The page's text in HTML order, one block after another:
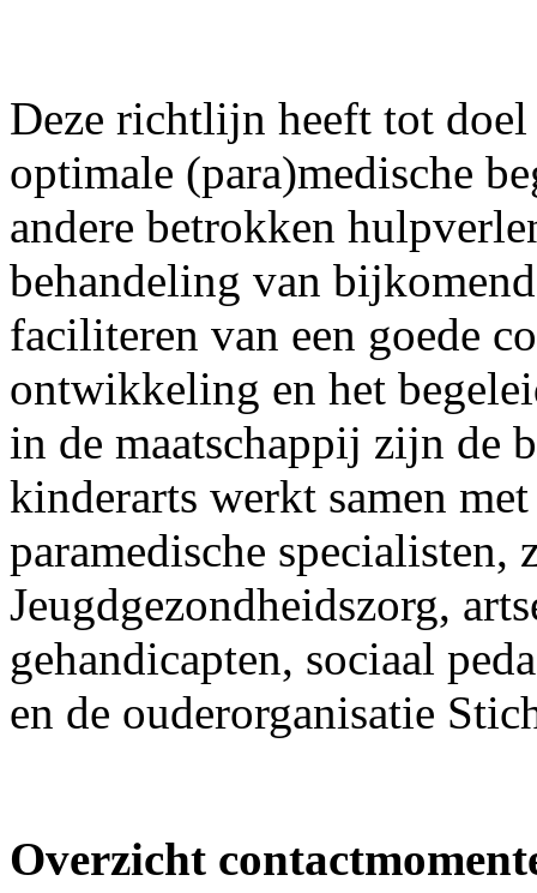
Deze richtlijn heeft tot
optimale (para)medische
andere betrokken
behandeling van
faciliteren van een goede
ontwikkeling en het
in de maatschappij zijn de
kinderarts werkt samen
paramedische specialisten,
Jeugdgezondheidszorg,
gehandicapten, sociaal
en de ouderorganisatie
Overzicht